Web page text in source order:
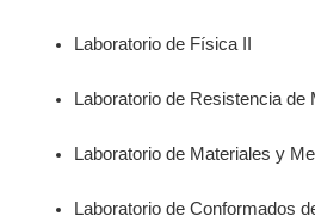
Laboratorio de Física II
Laboratorio de Resistencia de
Laboratorio de Materiales y
Laboratorio de Conformados